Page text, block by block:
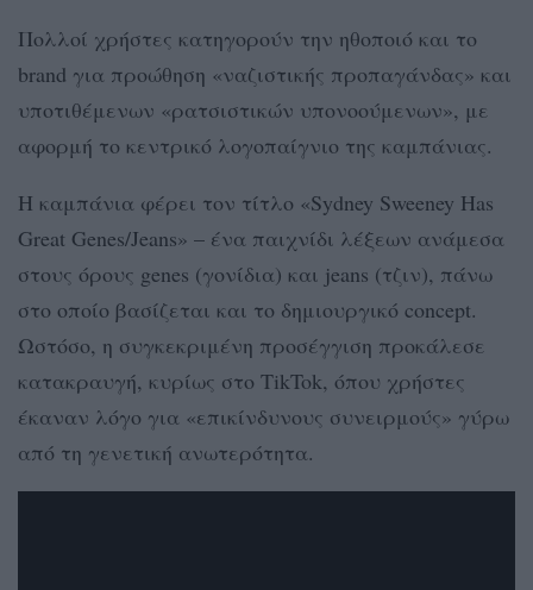
Πολλοί χρήστες κατηγορούν την ηθοποιό και το
brand για προώθηση «ναζιστικής προπαγάνδας» και
υποτιθέμενων «ρατσιστικών υπονοούμενων», με
αφορμή το κεντρικό λογοπαίγνιο της καμπάνιας.
Η καμπάνια φέρει τον τίτλο «Sydney Sweeney Has
Great Genes/Jeans» – ένα παιχνίδι λέξεων ανάμεσα
στους όρους genes (γονίδια) και jeans (τζιν), πάνω
στο οποίο βασίζεται και το δημιουργικό concept.
Ωστόσο, η συγκεκριμένη προσέγγιση προκάλεσε
κατακραυγή, κυρίως στο TikTok, όπου χρήστες
έκαναν λόγο για «επικίνδυνους συνειρμούς» γύρω
από τη γενετική ανωτερότητα.